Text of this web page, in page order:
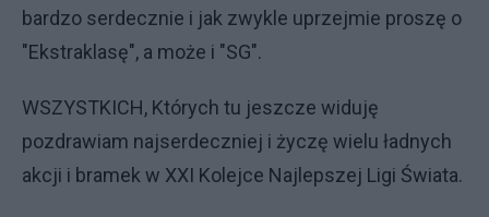
bardzo serdecznie i jak zwykle uprzejmie proszę o
"Ekstraklasę", a może i "SG".
WSZYSTKICH, Których tu jeszcze widuję
pozdrawiam najserdeczniej i życzę wielu ładnych
akcji i bramek w XXI Kolejce Najlepszej Ligi Świata.